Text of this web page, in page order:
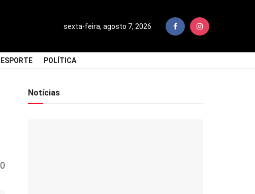
sexta-feira, agosto 7, 2026
ESPORTE POLÍTICA
0
Notícias